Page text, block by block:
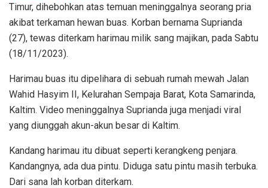
Timur, dihebohkan atas temuan meninggalnya seorang pria
akibat terkaman hewan buas. Korban bernama Suprianda
(27), tewas diterkam harimau milik sang majikan, pada Sabtu
(18/11/2023).
Harimau buas itu dipelihara di sebuah rumah mewah Jalan
Wahid Hasyim II, Kelurahan Sempaja Barat, Kota Samarinda,
Kaltim. Video meninggalnya Suprianda juga menjadi viral
yang diunggah akun-akun besar di Kaltim.
Kandang harimau itu dibuat seperti kerangkeng penjara.
Kandangnya, ada dua pintu. Diduga satu pintu masih terbuka.
Dari sana lah korban diterkam.